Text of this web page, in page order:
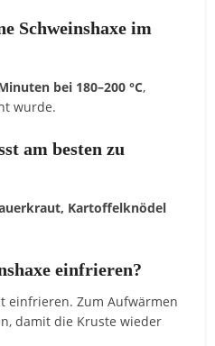
Schweinshaxe im
bei 180–200 °C,
wurde.
am besten zu
Kartoffelknödel
einfrieren?
einfrieren. Zum Aufwärmen
damit die Kruste wieder